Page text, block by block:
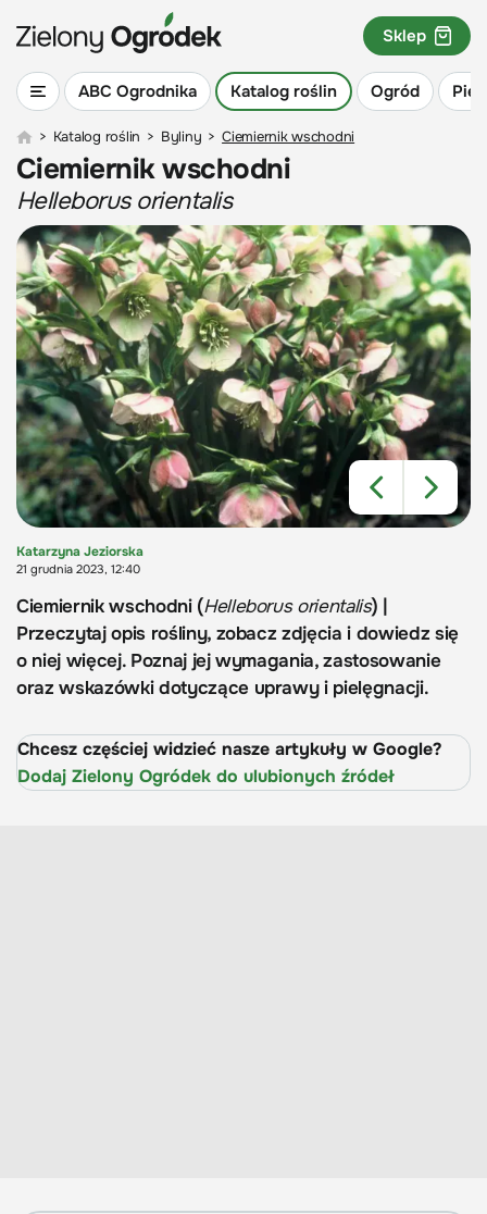
ABC Ogrodnika Katalog roślin Ogród
Sklep
> Katalog roślin > Byliny > Ciemiernik wschodni
Ciemiernik wschodni
Helleborus orientalis
Katarzyna Jeziorska
21 grudnia 2023, 12:40
Ciemiernik wschodni (Helleborus orientalis) |
Przeczytaj opis rośliny, zobacz zdjęcia i dowiedz się
o niej więcej. Poznaj jej wymagania, zastosowanie
oraz wskazówki dotyczące uprawy i pielęgnacji.
Chcesz częściej widzieć nasze artykuły w Google?
Dodaj Zielony Ogródek do ulubionych źródeł